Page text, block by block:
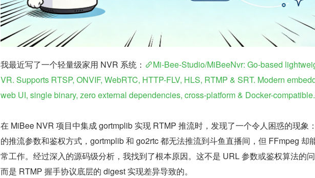
我最近写了一个轻量级家用 NVR 系统：
Mi-Bee-Studio/MiBeeNvr: Go-based
VR. Supports RTSP, ONVIF, WebRTC, HTTP-FLV, HLS, RTMP & SRT. Modern
web UI, single binary, zero external dependencies, cross-platform & Docker-compatible.
在 MiBee NVR 项目中集成 gortmplib 实现 RTMP 推流时，发现了一个令人困惑的现象
的推流参数和鉴权方式，gortmplib 和 go2rtc 都无法推流到斗鱼直播间，但 FFmpeg 却
常工作。经过深入的源码级分析，我找到了根本原因。这不是 URL 参数或鉴权算法的
而是 RTMP 握手协议底层的 digest 实现差异导致的。